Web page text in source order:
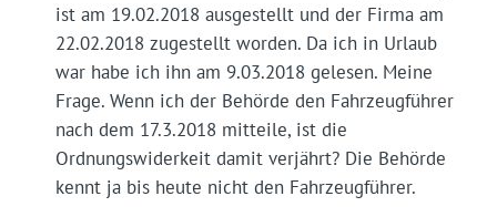
ist am 19.02.2018 ausgestellt und der Firma am
22.02.2018 zugestellt worden. Da ich in Urlaub
war habe ich ihn am 9.03.2018 gelesen. Meine
Frage. Wenn ich der Behörde den Fahrzeugführer
nach dem 17.3.2018 mitteile, ist die
Ordnungswiderkeit damit verjährt? Die Behörde
kennt ja bis heute nicht den Fahrzeugführer.